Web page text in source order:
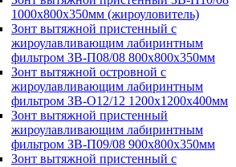
1000х800х350мм (жироуловитель)
Зонт вытяжной пристенный с
жироулавливающим лабиринтным
фильтром ЗВ-П08/08 800х800х350мм
Зонт вытяжной островной с
жироулавливающим лабиринтным
фильтром ЗВ-О12/12 1200х1200х400мм
Зонт вытяжной пристенный
жироулавливающим лабиринтным
фильтром ЗВ-П09/08 900х800х350мм
Зонт вытяжной пристенный с